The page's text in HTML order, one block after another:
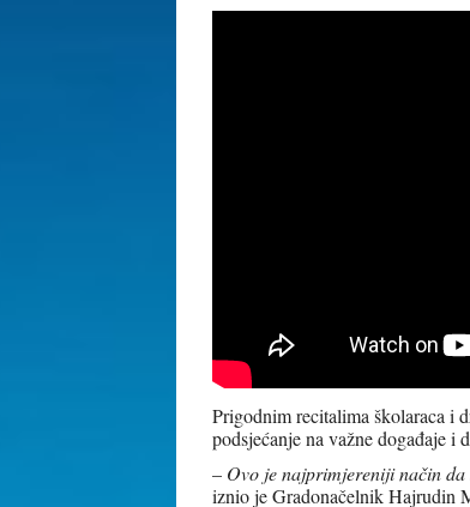
Prigodnim recitalima školaraca i
podsjećanje na važne događaje i
– Ovo je najprimjereniji način
iznio je Gradonačelnik Hajrudin